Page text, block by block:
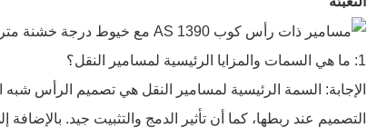
1: ما هي السمات والمزايا الرئيسية لمسامير النقل؟
الإجابة: السمة الرئيسية لمسامير النقل هي تصميم الرأس شبه
التصميم عند ربطها، كما أن تأثير الدمج والتثبيت جيد.